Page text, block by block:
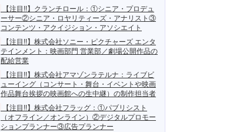
【注目!!】クランチロール：①シニア・プロデュ
ーサー②シニア・ロヤリティーズ・アナリスト③
コンテンツ・アクイジション・アソシエイト
【注目!!】株式会社ソニー・ピクチャーズ エンタ
テインメント：映画部門 営業部／劇場公開作品の
配給営業
【注目!!】株式会社アマゾンラテルナ：ライブビ
ューイング（コンサート・舞台・イベントや映画
作品舞台挨拶の映画館への生中継）の制作担当者
【注目!!】株式会社フラッグ：①パブリシスト
（オフライン／オンライン）②デジタルプロモー
ションプランナー③広告プランナー